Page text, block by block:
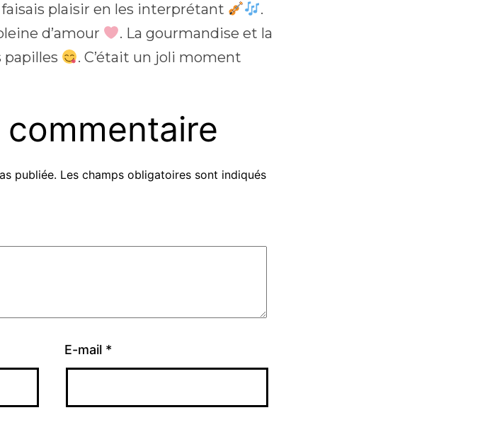
plaisir en les interprétant
.
d’amour
. La gourmandise et la
. C’était un joli moment
publiée. Les champs obligatoires sont indiqués
E-mail *